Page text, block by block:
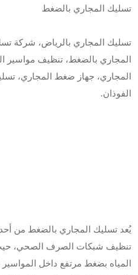
تسليك المجاري بالضغط
تسليك المجاري بالرياض، شركة
المجاري بالضغط، تنظيف مواسير
المجاري، جهاز ضغط المجاري،
الفوذان.
يُعد تسليك المجاري بالضغط من
تنظيف شبكات الصرف الصحي،
المياه بضغط مرتفع داخل المواسير